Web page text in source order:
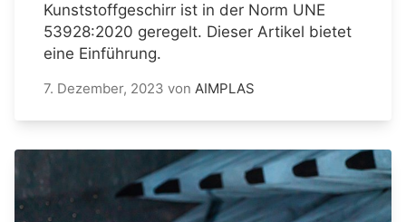
Kunststoffgeschirr ist in der Norm UNE
53928:2020 geregelt. Dieser Artikel bietet
eine Einführung.
7. Dezember, 2023 von AIMPLAS